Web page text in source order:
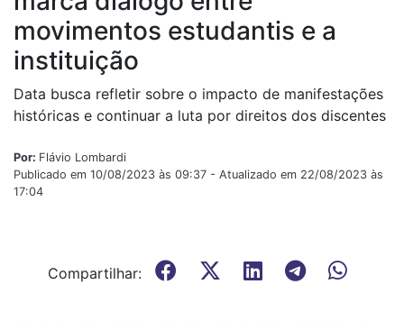
movimentos estudantis e a
instituição
Data busca refletir sobre o impacto de manifestações
históricas e continuar a luta por direitos dos discentes
Por: Flávio Lombardi
Publicado em 10/08/2023 às 09:37 - Atualizado em 22/08/2023 às
17:04
Compartilhar: